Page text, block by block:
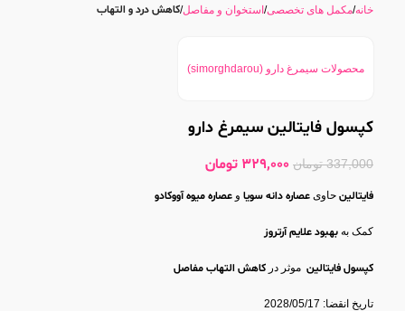
خانه مکمل های تخصصی استخوان و مفاصل کاهش درد و التهاب
محصولات سیمرغ دارو (simorghdarou)
کپسول فایتالین سیمرغ دارو
337,000 تومان 329,000 تومان
فایتالین حاوی عصاره دانه سویا و عصاره میوه آووکادو
کمک به بهبود علایم آرتروز
کپسول فایتالین موثر در کاهش التهاب مفاصل
تاریخ انقضا: 2028/05/17